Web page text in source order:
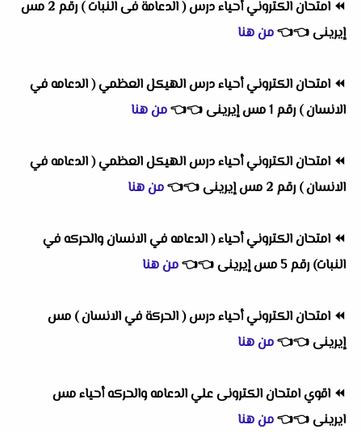
⏪
امتحان الكتروني أحياء درس ( الدعامة فى النبات ) رقم 2 مس
إيرينى👈
👈من هنا
⏪ امتحان الكتروني أحياء درس الهيكل العظمي ( الدعامه في
الانسان ) رقم 1 مس إيرينى
👈
👈من هنا
⏪ امتحان الكتروني أحياء درس الهيكل العظمي ( الدعامه في
الانسان ) رقم 2 مس إيرينى
👈
👈من هنا
⏪ امتحان الكتروني أحياء ( الدعامه في الانسان والحركه في
النبات) رقم 5 مس إيرينى
👈
👈من هنا
⏪ امتحان الكتروني أحياء درس ( الحركة في الانسان ) مس
إيرينى👈
👈من هنا
⏪ اقوي امتحان الكترونى علي الدعامه والحركه أحياء مس
ايرينى👈
👈من هنا